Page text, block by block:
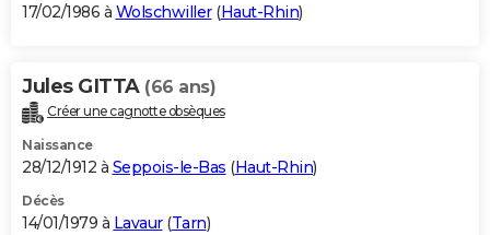
17/02/1986 à Wolschwiller(Haut-Rhin)
Jules GITTA (66 ans)
Créer une cagnotte obsèques
Naissance
28/12/1912 à Seppois-le-Bas (Haut-Rhin)
Décès
14/01/1979 à Lavaur(Tarn)